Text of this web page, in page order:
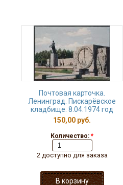
Почтовая карточка.
Ленинград. Пискарёвское
кладбище. 8.04.1974 год
150,00 руб.
Количество: *
2 доступно для заказа